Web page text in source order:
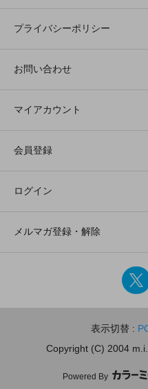
プライバシーポリシー
お問い合わせ
マイアカウント
会員登録
ログイン
メルマガ登録・解除
表示切替 :
Copyright (C) 2004
Powered By